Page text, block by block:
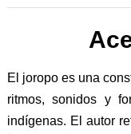
El joropo es una
ritmos, sonidos y
indígenas. El autor